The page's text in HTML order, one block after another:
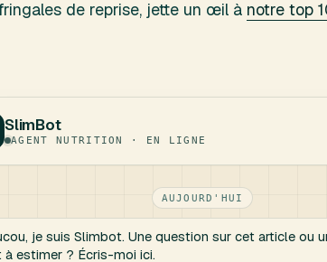
de reprise, jette un œil à notre top